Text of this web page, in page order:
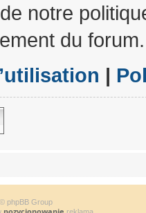
notre
du forum.
|
phpBB Group